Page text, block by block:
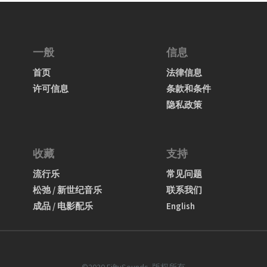
一般
首页
许可信息
信息
法律信息
条款和条件
隐私政策
收藏
流行乐
松弛 / 新世纪音乐
成品 / 电影配乐
支持
常见问题
联系我们
English